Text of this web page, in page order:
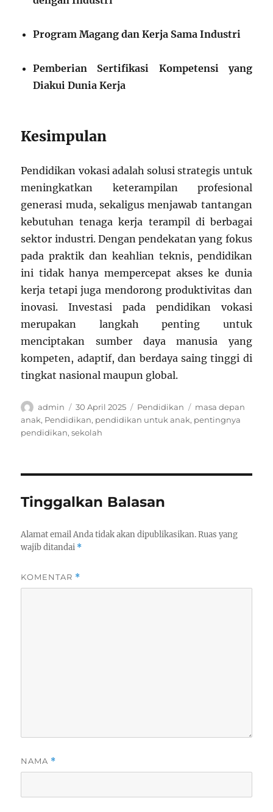
Program Magang dan Kerja Sama Industri
Pemberian Sertifikasi Kompetensi yang
Diakui Dunia Kerja
Kesimpulan
Pendidikan vokasi adalah solusi strategis untuk
meningkatkan keterampilan profesional
generasi muda, sekaligus menjawab tantangan
kebutuhan tenaga kerja terampil di berbagai
sektor industri. Dengan pendekatan yang fokus
pada praktik dan keahlian teknis, pendidikan
ini tidak hanya mempercepat akses ke dunia
kerja tetapi juga mendorong produktivitas dan
inovasi. Investasi pada pendidikan vokasi
merupakan langkah penting untuk
menciptakan sumber daya manusia yang
kompeten, adaptif, dan berdaya saing tinggi di
tingkat nasional maupun global.
Author
admin
Posted
on
30 April 2025 Categories
Pendidikan Tags
masa depan
anak, Pendidikan, pendidikan untuk anak, pentingnya
pendidikan,sekolah
Tinggalkan Balasan
Alamat email Anda tidak akan dipublikasikan. Ruas yang
wajib ditandai *
KOMENTAR *
NAMA *